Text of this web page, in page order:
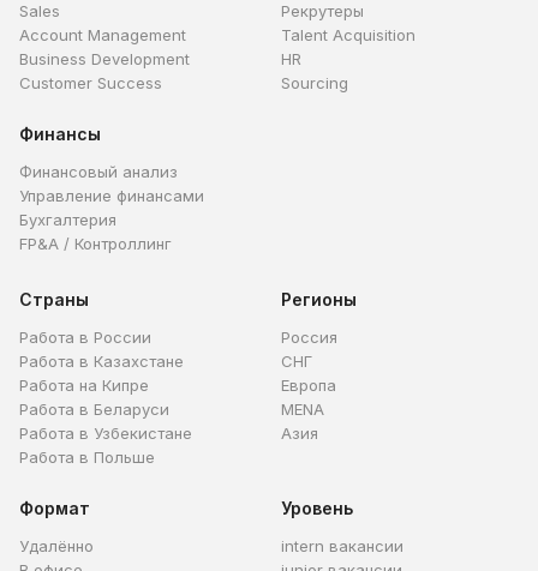
Sales
Account Management
Business Development
Customer Success
Рекрутеры
Talent Acquisition
HR
Sourcing
Финансы
Финансовый анализ
Управление финансами
Бухгалтерия
FP&A / Контроллинг
Страны
Работа в России
Работа в Казахстане
Работа на Кипре
Работа в Беларуси
Работа в Узбекистане
Работа в Польше
Регионы
Россия
СНГ
Европа
MENA
Азия
Формат
Удалённо
Уровень
intern вакансии